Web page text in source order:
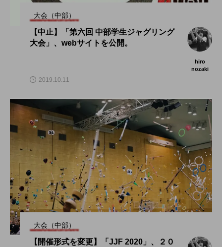
大会（中部）
【中止】「第六回 中部学生ジャグリング
大会」、webサイトを公開。
hiro
nozaki
2019.10.11
大会（中部）
【開催形式を変更】「JJF 2020」、２０